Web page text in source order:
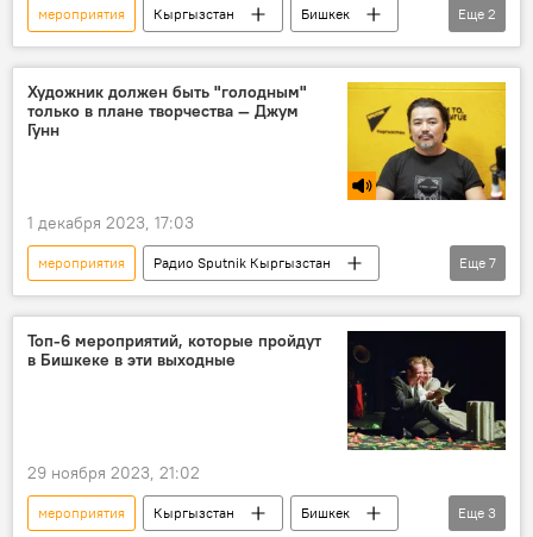
мероприятия Кыргызстан
Бишкек
Афиша выходных в Бишкеке
Культура
Еще 2
Художник должен быть "голодным"
только в плане творчества — Джум
Гунн
1 декабря 2023, 17:03
мероприятия
Радио Sputnik Кыргызстан
выставка
творчество
живопись
художник
Культура
искусство
музей
Еще 7
Топ-6 мероприятий, которые пройдут
в Бишкеке в эти выходные
29 ноября 2023, 21:02
мероприятия Кыргызстан
Бишкек
Еще 3